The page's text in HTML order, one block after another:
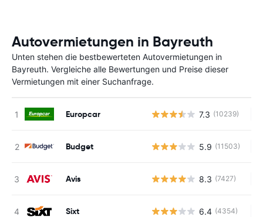
Autovermietungen in Bayreuth
Unten stehen die bestbewerteten Autovermietungen in
Bayreuth. Vergleiche alle Bewertungen und Preise dieser
Vermietungen mit einer Suchanfrage.
Europcar 7.3 (10239)
Budget 5.9 (11503)
Avis 8.3 (7427)
Sixt 6.4 (4354)